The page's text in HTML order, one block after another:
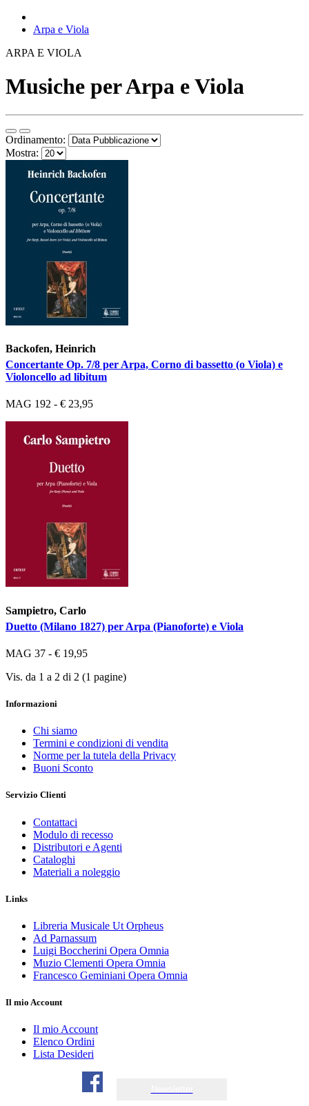
Arpa e Viola
ARPA E VIOLA
Musiche per Arpa e Viola
Ordinamento:
Mostra:
Backofen, Heinrich
Concertante Op. 7/8 per Arpa, Corno di bassetto (o Viola) e
Violoncello ad libitum
MAG 192 - € 23,95
Sampietro, Carlo
Duetto (Milano 1827) per Arpa (Pianoforte) e Viola
MAG 37 - € 19,95
Vis. da 1 a 2 di 2 (1 pagine)
Informazioni
Chi siamo
Termini e condizioni di vendita
Norme per la tutela della Privacy
Buoni Sconto
Servizio Clienti
Contattaci
Modulo di recesso
Distributori e Agenti
Cataloghi
Materiali a noleggio
Links
Libreria Musicale Ut Orpheus
Ad Parnassum
Luigi Boccherini Opera Omnia
Muzio Clementi Opera Omnia
Francesco Geminiani Opera Omnia
Il mio Account
Il mio Account
Elenco Ordini
Lista Desideri